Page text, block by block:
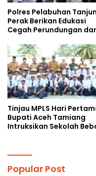
Polres Pelabuhan
Perak Berikan Edukasi
Cegah Perundungan
kepada Pelajar MPLS
Tinjau MPLS Hari
Bupati Aceh Tamiang
Intruksikan Sekolah
Popular Post